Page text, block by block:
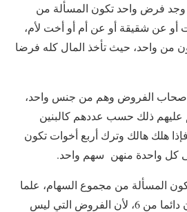
وجد فرض واحد تكون المسألة من
أو عن شقيقة أو عن أم أو أخت لأم،
من واحد، حيث تأخذ المال كله فرضا
الفروض وهم من جنس واحد،
ذلك حسب عددهم كالبنين
هلك هالك وترك أربع أخوات تكون
المسألة من مجموع السهام، علما
أن المخرج المشترك يكون دائما من 6، لأن الفروض التي ليس